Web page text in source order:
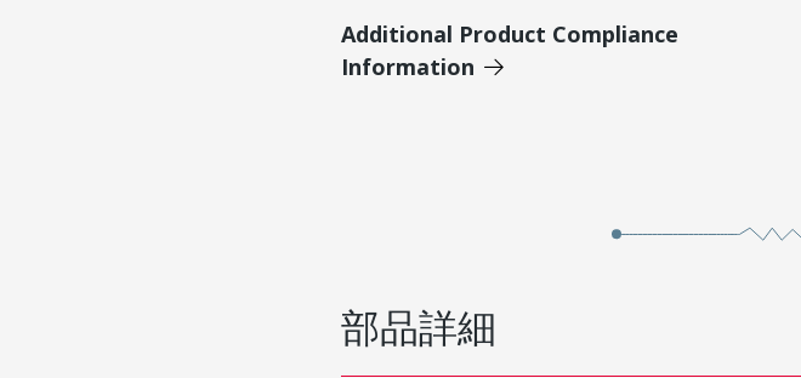
Additional Product Compliance
Information
部品詳細